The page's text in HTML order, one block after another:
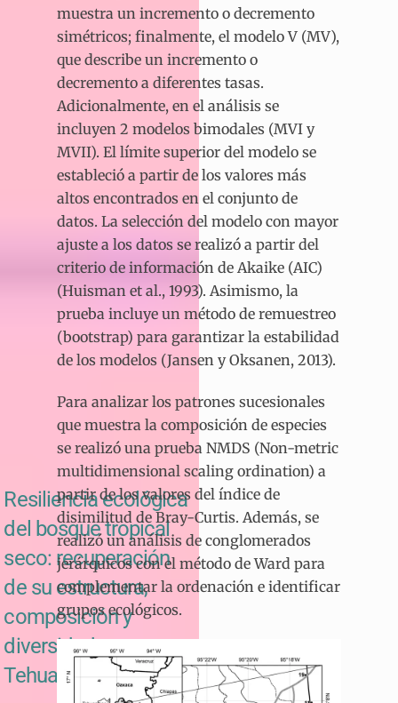
Resiliencia ecológica
del bosque tropical
seco: recuperación
de su estructura,
composición y
diversidad en
Tehuantepec, Oaxaca
muestra un incremento o decremento
simétricos; finalmente, el modelo V (MV),
que describe un incremento o
decremento a diferentes tasas.
Adicionalmente, en el análisis se
incluyen 2 modelos bimodales (MVI y
MVII). El límite superior del modelo se
estableció a partir de los valores más
altos encontrados en el conjunto de
datos. La selección del modelo con mayor
ajuste a los datos se realizó a partir del
criterio de información de Akaike (AIC)
(Huisman et al., 1993). Asimismo, la
prueba incluye un método de remuestreo
(bootstrap) para garantizar la estabilidad
de los modelos (Jansen y Oksanen, 2013).
Para analizar los patrones sucesionales
que muestra la composición de especies
se realizó una prueba NMDS (Non-metric
multidimensional scaling ordination) a
partir de los valores del índice de
disimilitud de Bray-Curtis. Además, se
realizó un análisis de conglomerados
jerárquicos con el método de Ward para
complementar la ordenación e identificar
grupos ecológicos.